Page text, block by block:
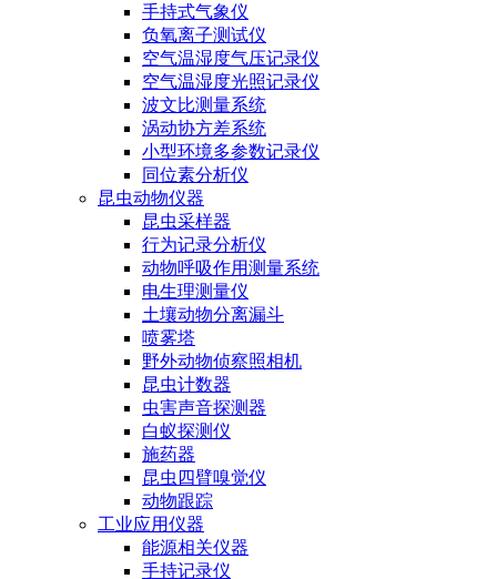
手持式气象仪
负氧离子测试仪
空气温湿度气压记录仪
空气温湿度光照记录仪
波文比测量系统
涡动协方差系统
小型环境多参数记录仪
同位素分析仪
昆虫动物仪器
昆虫采样器
行为记录分析仪
动物呼吸作用测量系统
电生理测量仪
土壤动物分离漏斗
喷雾塔
野外动物侦察照相机
昆虫计数器
虫害声音探测器
白蚁探测仪
施药器
昆虫四臂嗅觉仪
动物跟踪
工业应用仪器
能源相关仪器
手持记录仪